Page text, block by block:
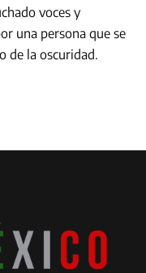
voces y
una persona que se
de la oscuridad.